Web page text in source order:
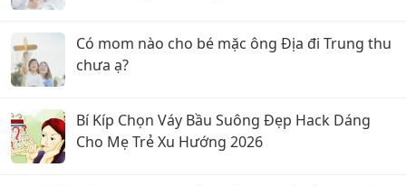
Có mom nào cho bé mặc ông Địa đi Trung thu
chưa ạ?
Bí Kíp Chọn Váy Bầu Suông Đẹp Hack Dáng
Cho Mẹ Trẻ Xu Hướng 2026